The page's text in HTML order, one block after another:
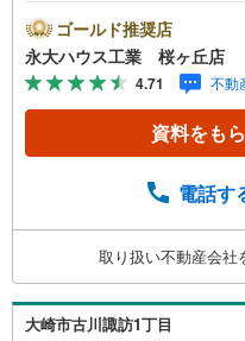
心に宮城県内の多数
を大きく2つに分け
建・マンション・土
ております。更に教
などの地域情報を
て頂けるよう、し
し】【リフォーム
も、誠心誠意ご説明
ペースも完備！お子
い。営業時間:10:00
り変動あり）現地の
にお問い合わせくだ
ゴールド推奨店
永大ハウス工業 桜ヶ丘店
4.71 不動
資料をも
電話す
取り扱い不動産会社
大崎市古川諏訪1丁目